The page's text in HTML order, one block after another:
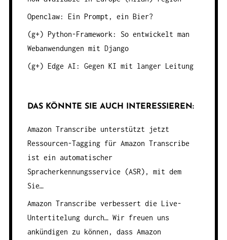
Openclaw: Ein Prompt, ein Bier?
(g+) Python-Framework: So entwickelt man
Webanwendungen mit Django
(g+) Edge AI: Gegen KI mit langer Leitung
DAS KÖNNTE SIE AUCH INTERESSIEREN:
Amazon Transcribe unterstützt jetzt
Ressourcen-Tagging für Amazon Transcribe
ist ein automatischer
Spracherkennungsservice (ASR), mit dem
Sie…
Amazon Transcribe verbessert die Live-
Untertitelung durch…Wir freuen uns
ankündigen zu können, dass Amazon